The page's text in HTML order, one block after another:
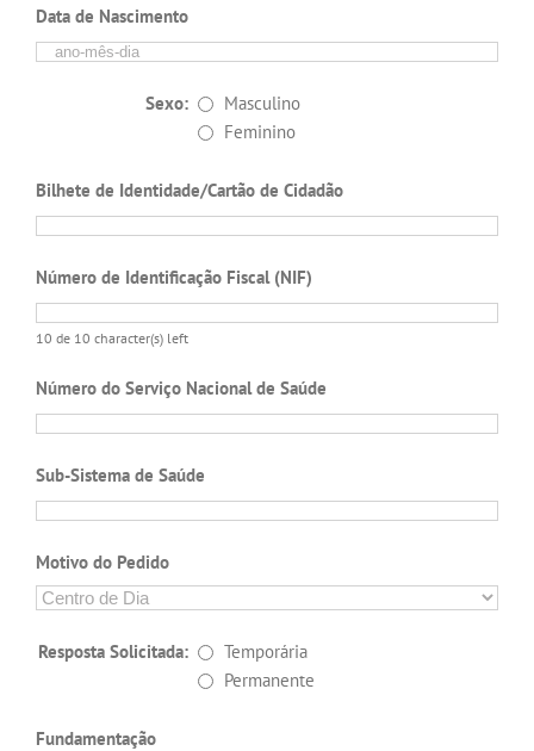
Data de Nascimento
Sexo:
Masculino
Feminino
Bilhete de Identidade/Cartão de Cidadão
Número de Identificação Fiscal (NIF)
10 de 10 character(s) left
Número do Serviço Nacional de Saúde
Sub-Sistema de Saúde
Motivo do Pedido
Resposta Solicitada:
Temporária
Permanente
Fundamentação